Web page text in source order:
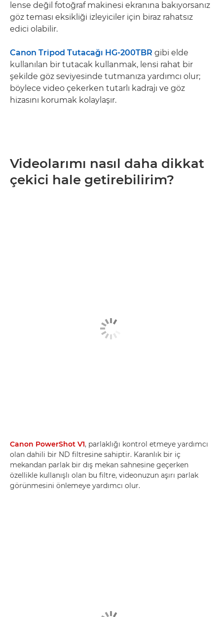
lense değil fotoğraf makinesi ekranına bakıyorsanız
göz teması eksikliği izleyiciler için biraz rahatsız
edici olabilir.
Canon Tripod Tutacağı HG-200TBR gibi elde
kullanılan bir tutacak kullanmak, lensi rahat bir
şekilde göz seviyesinde tutmanıza yardımcı olur;
böylece video çekerken tutarlı kadrajı ve göz
hizasını korumak kolaylaşır.
Videolarımı nasıl daha dikkat
çekici hale getirebilirim?
Canon PowerShot V1, parlaklığı kontrol etmeye yardımcı
olan dahili bir ND filtresine sahiptir. Karanlık bir iç
mekandan parlak bir dış mekan sahnesine geçerken
özellikle kullanışlı olan bu filtre, videonuzun aşırı parlak
görünmesini önlemeye yardımcı olur.